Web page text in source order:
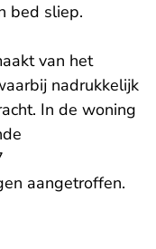
bed sliep.
van het
nadrukkelijk
In de woning
aangetroffen.